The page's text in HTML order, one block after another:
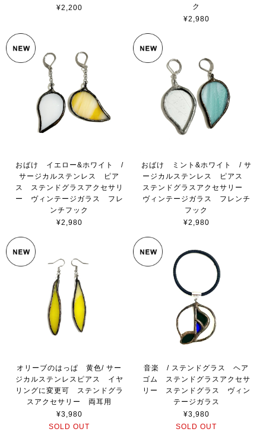
¥2,200
ク
¥2,980
おばけ イエロー&ホワイト /
サージカルステンレス ピア
ス ステンドグラスアクセサリ
ー ヴィンテージガラス フレ
ンチフック
¥2,980
おばけ ミント&ホワイト / サ
ージカルステンレス ピアス
ステンドグラスアクセサリー
ヴィンテージガラス フレンチ
フック
¥2,980
オリーブのはっぱ 黄色/ サー
ジカルステンレスピアス イヤ
リングに変更可 ステンドグラ
スアクセサリー 両耳用
¥3,980
SOLD OUT
音楽 / ステンドグラス ヘア
ゴム ステンドグラスアクセサ
リー ステンドグラス ヴィン
テージガラス
¥3,980
SOLD OUT